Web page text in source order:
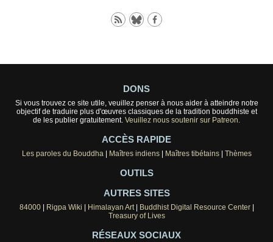
DONS
Si vous trouvez ce site utile, veuillez penser à nous aider à atteindre notre
objectif de traduire plus d'œuvres classiques de la tradition bouddhiste et
de les publier gratuitement. Veuillez nous soutenir sur Patreon.
ACCÈS RAPIDE
Les paroles du Bouddha| Maîtres indiens| Maîtres tibétains| Thèmes
OUTILS
AUTRES SITES
84000| Rigpa Wiki Himalayan Art| Buddhist Digital Resource Center|
Treasury of Lives
RÉSEAUX SOCIAUX